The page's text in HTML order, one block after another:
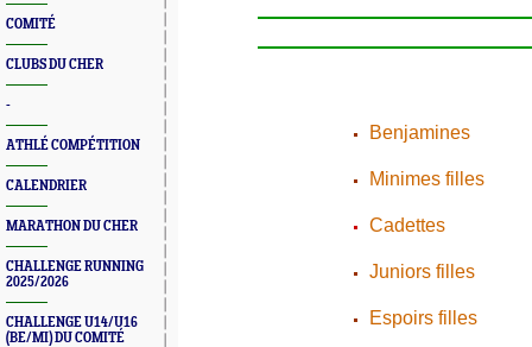
COMITÉ
CLUBS DU CHER
-
ATHLÉ COMPÉTITION
CALENDRIER
MARATHON DU CHER
CHALLENGE RUNNING
2025/2026
CHALLENGE U14/U16
(BE/MI) DU COMITÉ
Benjamines
Minimes filles
Cadettes
Juniors filles
Espoirs filles